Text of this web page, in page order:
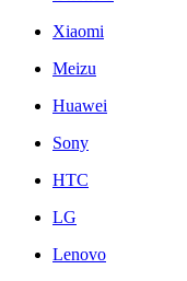
Xiaomi
Meizu
Huawei
Sony
HTC
LG
Lenovo